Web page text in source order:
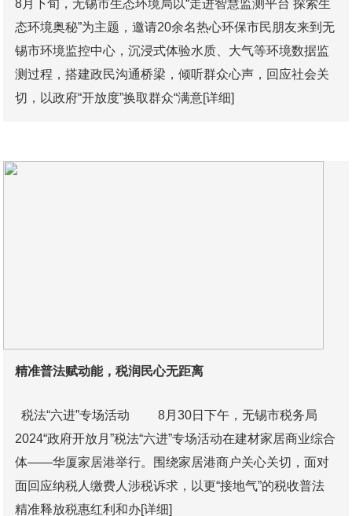
8月下旬，无锡市生态环境局以“走进智慧监测平台 探索生
态环境奥秘”为主题，邀请20余名热心环保市民朋友来到无
锡市环境监控中心，沉浸式体验水质、大气等环境数据监
测过程，搭建政民沟通桥梁，倾听群众心声，回应社会关
切，以政府“开放度”换取群众“满意[详细]
精准普法赋动能，税润民心无距离
税法“六进”专场活动 8月30日下午，无锡市税务局
2024“政府开放月”税法“六进”专场活动在建材家居商业综合
体——华厦家居港举行。围绕家居港商户关心关切，面对
面回应纳税人缴费人涉税诉求，以更“接地气”的税收普法
精准释放税惠红利和办[详细]